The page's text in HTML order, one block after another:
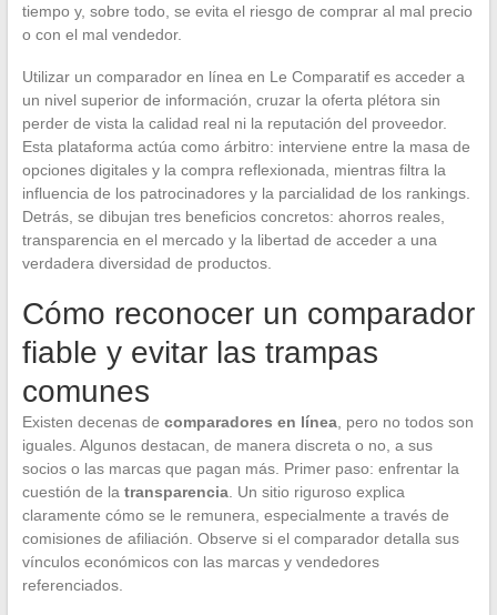
tiempo y, sobre todo, se evita el riesgo de comprar al mal precio
o con el mal vendedor.
Utilizar un comparador en línea en Le Comparatif es acceder a
un nivel superior de información, cruzar la oferta plétora sin
perder de vista la calidad real ni la reputación del proveedor.
Esta plataforma actúa como árbitro: interviene entre la masa de
opciones digitales y la compra reflexionada, mientras filtra la
influencia de los patrocinadores y la parcialidad de los rankings.
Detrás, se dibujan tres beneficios concretos: ahorros reales,
transparencia en el mercado y la libertad de acceder a una
verdadera diversidad de productos.
Cómo reconocer un comparador
fiable y evitar las trampas
comunes
Existen decenas de comparadores en línea, pero no todos son
iguales. Algunos destacan, de manera discreta o no, a sus
socios o las marcas que pagan más. Primer paso: enfrentar la
cuestión de la transparencia. Un sitio riguroso explica
claramente cómo se le remunera, especialmente a través de
comisiones de afiliación. Observe si el comparador detalla sus
vínculos económicos con las marcas y vendedores
referenciados.